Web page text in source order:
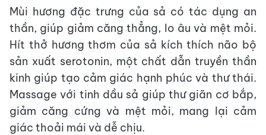
Mùi hương đặc trưng của sả có tác dụng an
thần, giúp giảm căng thẳng, lo âu và mệt mỏi.
Hít thở hương thơm của sả kích thích não bộ
sản xuất serotonin, một chất dẫn truyền thần
kinh giúp tạo cảm giác hạnh phúc và thư thái.
Massage với tinh dầu sả giúp thư giãn cơ bắp,
giảm căng cứng và mệt mỏi, mang lại cảm
giác thoải mái và dễ chịu.